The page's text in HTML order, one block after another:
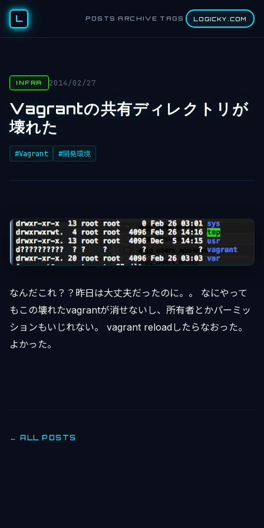
L POSTS ARCHIVE TAGS LOGICKY.COM
INFRA 2014/02/27
Vagrantの共有ディレクトリが
壊れた
#Vagrant #開発環境
なんだこれ？？昨日は大丈夫だったのに。。 なにやって
もこの壊れたvagrantが消せないし、所有者とかパーミッ
ションもいじれない。 vagrant reloadしたらなおった。
よかった。
← ALL POSTS